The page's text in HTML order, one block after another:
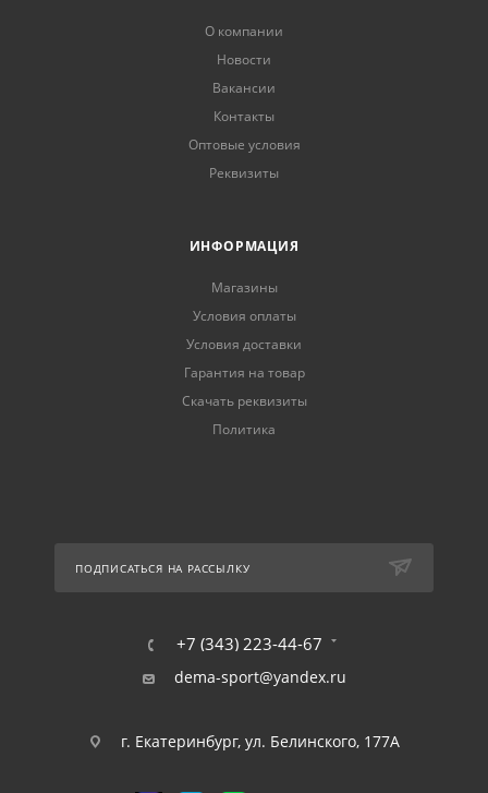
О компании
Новости
Вакансии
Контакты
Оптовые условия
Реквизиты
ИНФОРМАЦИЯ
Магазины
Условия оплаты
Условия доставки
Гарантия на товар
Скачать реквизиты
Политика
ПОДПИСАТЬСЯ НА РАССЫЛКУ
+7 (343) 223-44-67
dema-sport@yandex.ru
г. Екатеринбург, ул. Белинского, 177А